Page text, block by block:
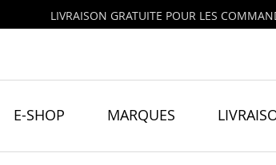
LIVRAISON GRATUITE POUR LES
E-SHOP MARQUES